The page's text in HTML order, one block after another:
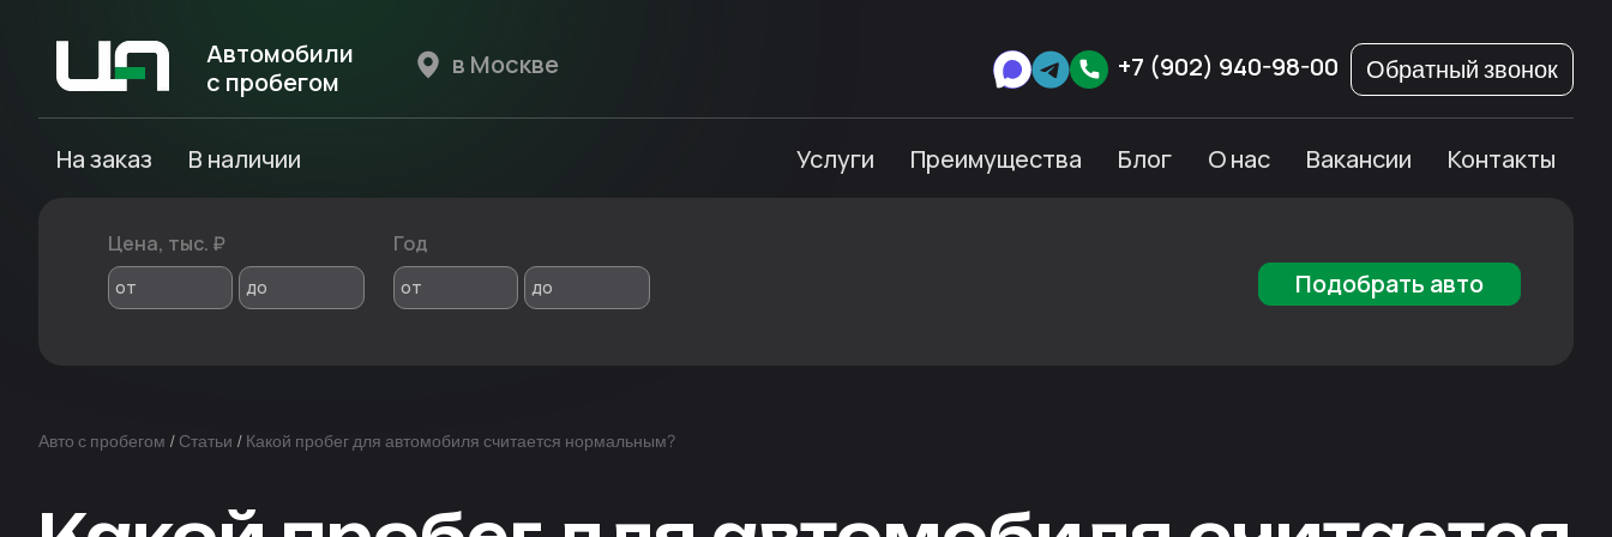
Автомобили
с пробегом
+7 (902) 940-98-00 Обратный звонок
На заказ В наличии Услуги Преимущества Блог О нас Вакансии Контакты
Подобрать авто
Цена, тыс. ₽
от до
Год
от до
Авто с пробегом / Статьи / Какой пробег для автомобиля считается нормальным?